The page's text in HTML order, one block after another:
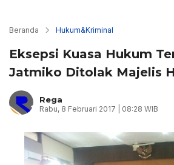
Beranda Hukum&Kriminal
Eksepsi Kuasa Hukum
Jatmiko Ditolak Majelis
Rega
Rabu, 8 Februari 2017 | 08:28 WIB